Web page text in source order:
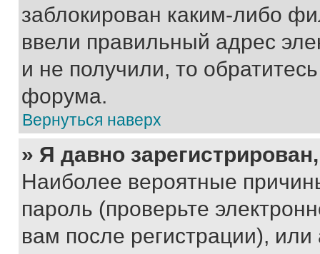
заблокирован каким-либо
ввели правильный адрес
и не получили, то
форума.
Вернуться наверх
» Я давно
Наиболее вероятные
пароль (проверьте
вам после регистрации),